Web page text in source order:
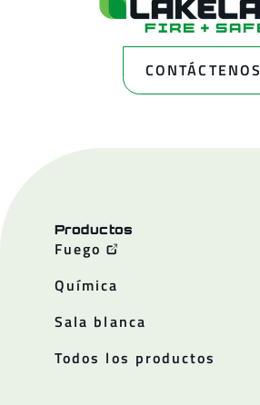
CONTÁCTENOS
Productos
Fuego
Química
Sala blanca
Todos los productos